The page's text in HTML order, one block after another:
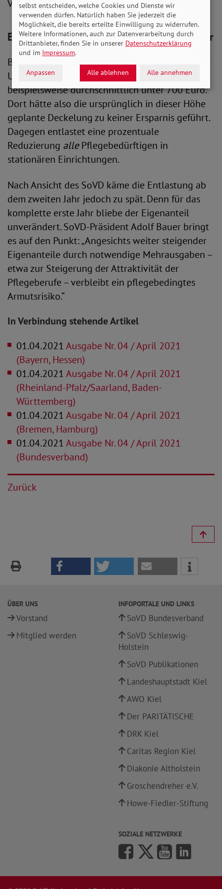
Viertel.
Entlastung für alle erst ab dem zweiten Jahr
Bei den Eigenanteilen gibt es regional deutliche
Unterschiede. In sieben Bundesländern liegt er
beispielsweise durchschnittlich unter 700 Euro.
Dort hätte also die ursprünglich in dieser Höhe
geplante Deckelung zu keiner Ersparnis geführt.
Dagegen entlastet eine prozentuale
Reduzierung allePflegebedürftigen in
stationären Einrichtungen.
Nach Ansicht des SoVD käme die Entlastung ab
dem zweiten Jahr jedoch zu spät. Denn für das
komplette erste Jahr bliebe der Eigenanteil
unverändert. SoVD-Präsident Adolf Bauer bringt
es auf den Punkt: „Angesichts weiter steigender
Eigenanteile durch notwendige Mehrausgaben –
etwa zur Steigerung der Attraktivität der
Pflegeberufe – verbleibt ein pflegebedingtes
Armutsrisiko.“
In Verbindung stehende Artikel
01.04.2021Ausgabe Nr. 04 / April 2021
(Bayern, Hessen)
01.04.2021Ausgabe Nr. 04 / April 2021
(Rheinland-Pfalz/Saarland, Baden-
Württemberg)
01.04.2021Ausgabe Nr. 04 / April 2021
(Bremen, Hamburg)
01.04.2021Ausgabe Nr. 04 / April 2021
(Bundesverband)
Zurück
ÜBER UNS
Vorstand
Mitglied werden
INFOPORTALE UND LINKS
SoVD Bundesverband
SoVD Schleswig-
Holstein
SoVD Publikationen
Landeshauptstadt Kiel
AWO Kiel
Der PARITÄTISCHE
DRK Kiel
Caritas Region Kiel
Diakonie Altholstein
Groschendreher e.V.
Howe-Fiedler-Stiftung
SOZIALE NETZWERKE
selbst entscheiden, welche Cookies und Dienste wir
verwenden dürfen. Natürlich haben Sie jederzeit die
Möglichkeit, die bereits erteilte Einwilligung zu widerrufen.
Weitere Informationen, auch zur Datenverarbeitung durch
Drittanbieter, finden Sie in unserer Datenschutzerklärung
und im Impressum.
Anpassen Alle ablehnen Alle annehmen